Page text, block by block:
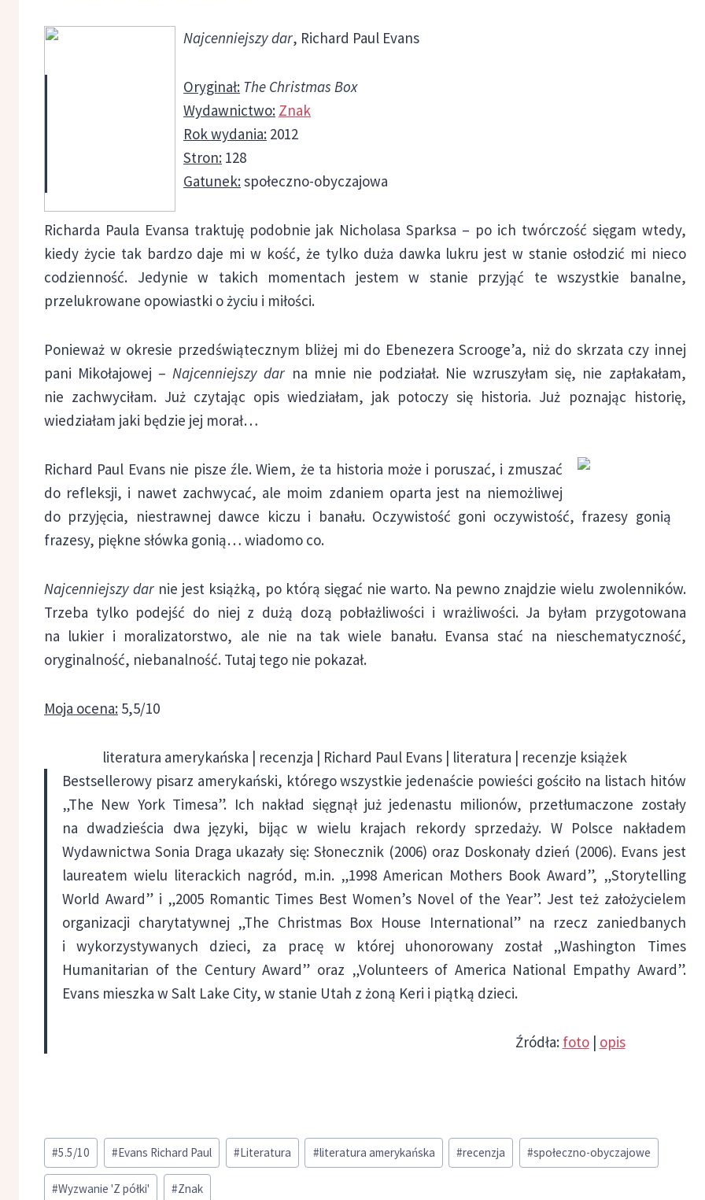
Najcenniejszy dar, Richard Paul Evans
Oryginał: The Christmas Box
Wydawnictwo: Znak
Rok wydania: 2012
Stron: 128
Gatunek:społeczno-obyczajowa
Richarda Paula Evansa traktuję podobnie jak Nicholasa Sparksa – po ich twórczość sięgam wtedy,
kiedy życie tak bardzo daje mi w kość, że tylko duża dawka lukru jest w stanie osłodzić mi nieco
codzienność. Jedynie w takich momentach jestem w stanie przyjąć te wszystkie banalne,
przelukrowane opowiastki o życiu i miłości.
Ponieważ w okresie przedświątecznym bliżej mi do Ebenezera Scrooge’a, niż do skrzata czy innej
pani Mikołajowej –Najcenniejszy dar na mnie nie podziałał. Nie wzruszyłam się, nie zapłakałam,
nie zachwyciłam. Już czytając opis wiedziałam, jak potoczy się historia. Już poznając historię,
wiedziałam jaki będzie jej morał…
Richard Paul Evans nie pisze źle. Wiem, że ta historia może i poruszać, i zmuszać
do refleksji, i nawet zachwycać, ale moim zdaniem oparta jest na niemożliwej
do przyjęcia, niestrawnej dawce kiczu i banału. Oczywistość goni oczywistość, frazesy gonią
frazesy, piękne słówka gonią… wiadomo co.
Najcenniejszy dar nie jest książką, po którą sięgać nie warto. Na pewno znajdzie wielu zwolenników.
Trzeba tylko podejść do niej z dużą dozą pobłażliwości i wrażliwości. Ja byłam przygotowana
na lukier i moralizatorstwo, ale nie na tak wiele banału. Evansa stać na nieschematyczność,
oryginalność, niebanalność. Tutaj tego nie pokazał.
Moja ocena: 5,5/10
literatura amerykańska | recenzja | Richard Paul Evans | literatura | recenzje książek
Bestsellerowy pisarz amerykański, którego wszystkie jedenaście powieści gościło na listach hitów
„The New York Timesa”. Ich nakład sięgnął już jedenastu milionów, przetłumaczone zostały
na dwadzieścia dwa języki, bijąc w wielu krajach rekordy sprzedaży. W Polsce nakładem
Wydawnictwa Sonia Draga ukazały się: Słonecznik (2006) oraz Doskonały dzień (2006). Evans jest
laureatem wielu literackich nagród, m.in. „1998 American Mothers Book Award”, „Storytelling
World Award” i „2005 Romantic Times Best Women’s Novel of the Year”. Jest też założycielem
organizacji charytatywnej „The Christmas Box House International” na rzecz zaniedbanych
i wykorzystywanych dzieci, za pracę w której uhonorowany został „Washington Times
Humanitarian of the Century Award” oraz „Volunteers of America National Empathy Award”.
Evans mieszka w Salt Lake City, w stanie Utah z żoną Keri i piątką dzieci.
Źródła: foto| opis
Tagi
wpisu:
#5.5/10 #Evans Richard Paul #Literatura #literatura amerykańska #recenzja #społeczno-obyczajowe
#Wyzwanie 'Z półki' #Znak